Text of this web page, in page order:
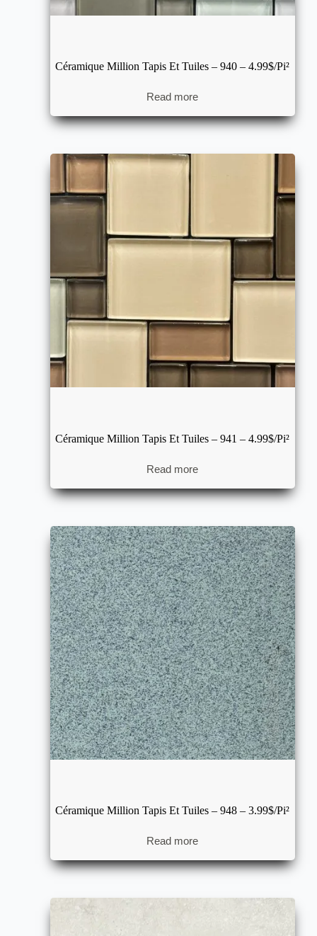
Céramique Million Tapis Et Tuiles – 940 – 4.99$/pi²
Read more
Céramique Million Tapis Et Tuiles – 941 – 4.99$/pi²
Read more
Céramique Million Tapis Et Tuiles – 948 – 3.99$/pi²
Read more